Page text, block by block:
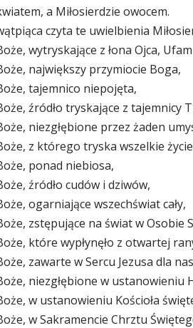
a Miłosierdzie owocem.
czyta te uwielbienia
wytryskające z łona Ojca,
największy przymiocie Boga,
tajemnico niepojęta,
źródło tryskające z tajemnicy
niezgłębione przez żaden
z którego tryska wszelkie
ponad niebiosa,
źródło cudów i dziwów,
ogarniające wszechświat cały,
zstępujące na świat w Osobie
które wypłynęło z otwartej
zawarte w Sercu Jezusa dla
niezgłębione w ustanowieniu
w ustanowieniu Kościoła
w Sakramencie Chrztu